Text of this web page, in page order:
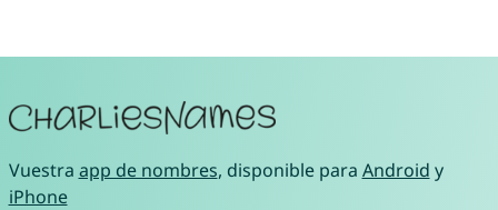
Vuestra app de nombres, disponible para Android y
iPhone